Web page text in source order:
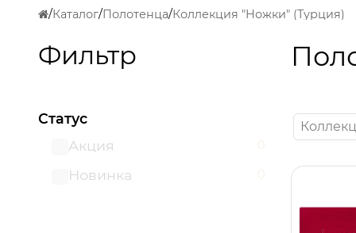
Каталог Полотенца Коллекция "Ножки" (Турция)
Фильтр
Статус
Акция
0
Новинка 0